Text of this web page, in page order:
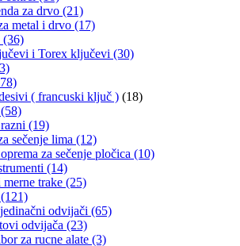
za drvo (21)
metal i drvo (17)
(36)
i Torex ključevi (30)
( francuski ključ ) (18)
(58)
(19)
sečenje lima (12)
za sečenje pločica (10)
(14)
trake (25)
(121)
odvijači (65)
odvijača (23)
za rucne alate (3)